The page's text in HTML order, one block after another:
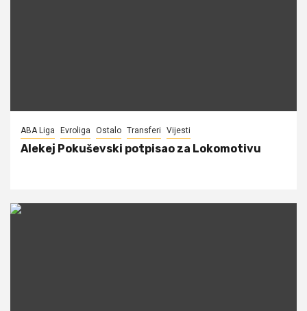
ABA Liga Evroliga Ostalo Transferi Vijesti
Alekej Pokuševski potpisao za Lokomotivu